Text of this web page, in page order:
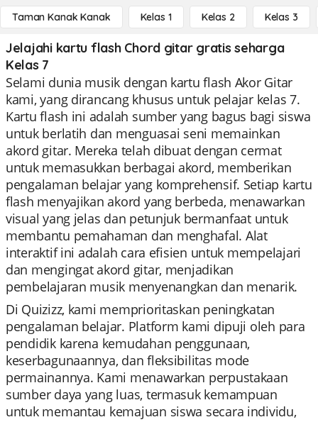
Taman Kanak Kanak Kelas 1 Kelas 2 Kelas 3
Jelajahi kartu flash Chord gitar gratis seharga
Kelas 7
Selami dunia musik dengan kartu flash Akor Gitar
kami, yang dirancang khusus untuk pelajar kelas 7.
Kartu flash ini adalah sumber yang bagus bagi siswa
untuk berlatih dan menguasai seni memainkan
akord gitar. Mereka telah dibuat dengan cermat
untuk memasukkan berbagai akord, memberikan
pengalaman belajar yang komprehensif. Setiap kartu
flash menyajikan akord yang berbeda, menawarkan
visual yang jelas dan petunjuk bermanfaat untuk
membantu pemahaman dan menghafal. Alat
interaktif ini adalah cara efisien untuk mempelajari
dan mengingat akord gitar, menjadikan
pembelajaran musik menyenangkan dan menarik.
Di Quizizz, kami memprioritaskan peningkatan
pengalaman belajar. Platform kami dipuji oleh para
pendidik karena kemudahan penggunaan,
keserbagunaannya, dan fleksibilitas mode
permainannya. Kami menawarkan perpustakaan
sumber daya yang luas, termasuk kemampuan
untuk memantau kemajuan siswa secara individu,